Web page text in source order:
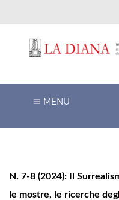
MENU
N. 7-8 (2024): Il
le mostre, le ricerche